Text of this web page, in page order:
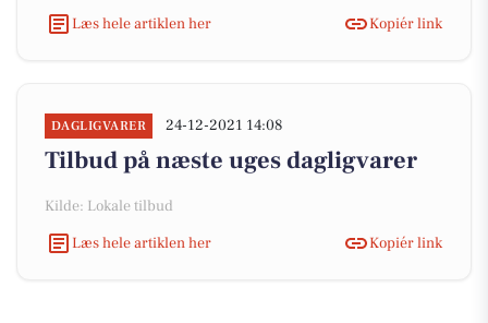
Læs hele artiklen her
Kopiér link
DAGLIGVARER 24-12-2021 14:08
Tilbud på næste uges dagligvarer
Kilde: Lokale tilbud
Læs hele artiklen her
Kopiér link